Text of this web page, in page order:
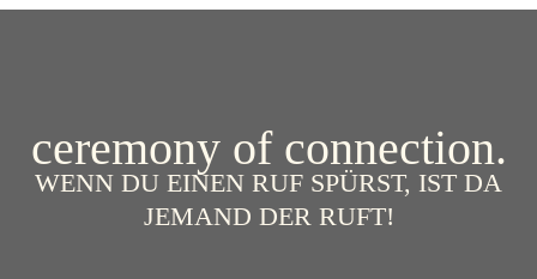
ceremony of connection.
WENN DU EINEN RUF SPÜRST, IST DA
JEMAND DER RUFT!